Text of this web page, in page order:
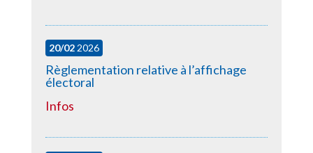
20/022026
Règlementation relative à l’affichage
électoral
Infos